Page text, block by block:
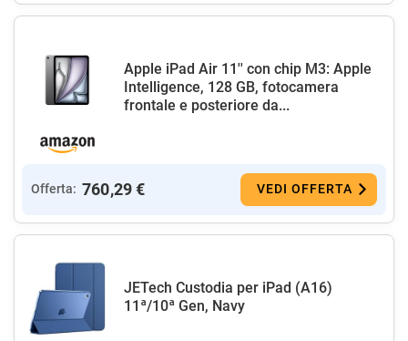
Apple iPad Air 11'' con chip M3: Apple
Intelligence, 128 GB, fotocamera
frontale e posteriore da...
Offerta: 760,29 € VEDI OFFERTA
JETech Custodia per iPad (A16)
11ª/10ª Gen, Navy